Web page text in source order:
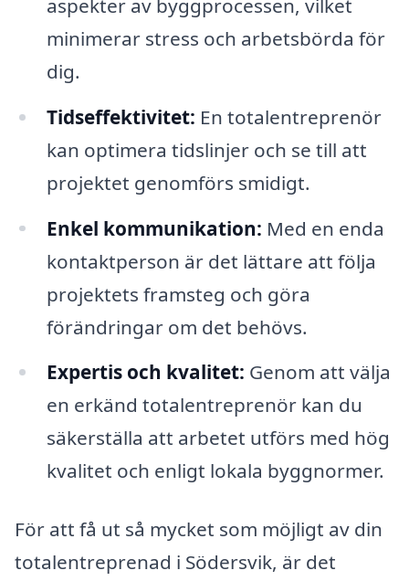
aspekter av byggprocessen, vilket
minimerar stress och arbetsbörda för
dig.
Tidseffektivitet: En totalentreprenör
kan optimera tidslinjer och se till att
projektet genomförs smidigt.
Enkel kommunikation: Med en enda
kontaktperson är det lättare att följa
projektets framsteg och göra
förändringar om det behövs.
Expertis och kvalitet: Genom att välja
en erkänd totalentreprenör kan du
säkerställa att arbetet utförs med hög
kvalitet och enligt lokala byggnormer.
För att få ut så mycket som möjligt av din
totalentreprenad i Södersvik, är det